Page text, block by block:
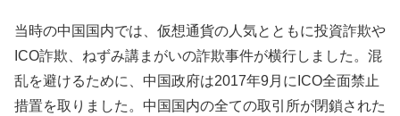
当時の中国国内では、仮想通貨の人気とともに投資詐欺や
ICO詐欺、ねずみ講まがいの詐欺事件が横行しました。混
乱を避けるために、中国政府は2017年9月にICO全面禁止
措置を取りました。中国国内の全ての取引所が閉鎖された